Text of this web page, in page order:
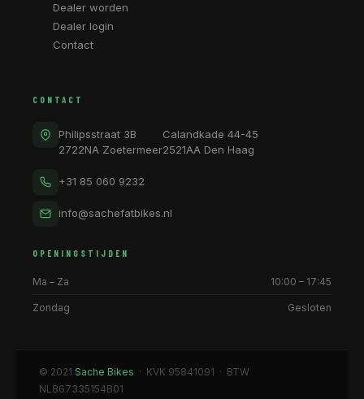
Dealer worden
Dealer login
Contact
CONTACT
Philipsstraat 3B
2722NA Zoetermeer
Calandkade 44-45
2521AA Den Haag
+31 85 060 9232
info@sachefatbikes.nl
OPENINGSTIJDEN
Ma – Za 10:00 – 17:45
Zondag Gesloten
© 2021 Sache Bikes · KVK 95841091 · BTW
NL867335154B01